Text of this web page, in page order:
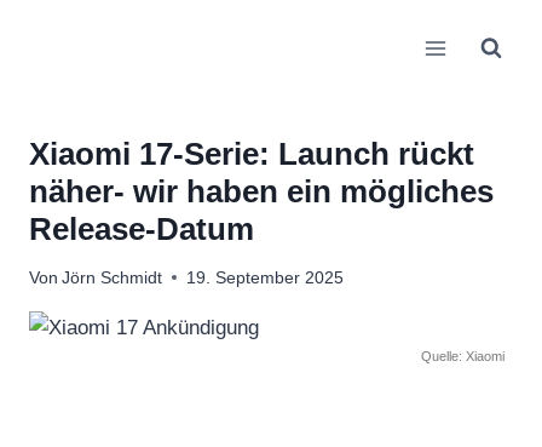
Xiaomi 17-Serie: Launch rückt
näher- wir haben ein mögliches
Release-Datum
Von Jörn Schmidt 19. September 2025
Quelle: Xiaomi